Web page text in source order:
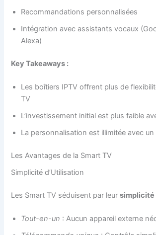
Recommandations personnalisées
Intégration avec assistants vocaux
Alexa)
Key Takeaways :
Les boîtiers IPTV offrent plus de
TV
L’investissement initial est plus faible
La personnalisation est illimitée avec
Les Avantages de la Smart TV
Simplicité d’Utilisation
Les Smart TV séduisent par leursimplicité
Tout-en-un : Aucun appareil externe